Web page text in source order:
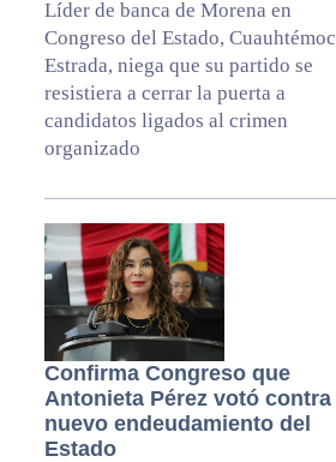
Líder de banca de Morena en
Congreso del Estado, Cuauhtémoc
Estrada, niega que su partido se
resistiera a cerrar la puerta a
candidatos ligados al crimen
organizado
Confirma Congreso que
Antonieta Pérez votó contra
nuevo endeudamiento del
Estado